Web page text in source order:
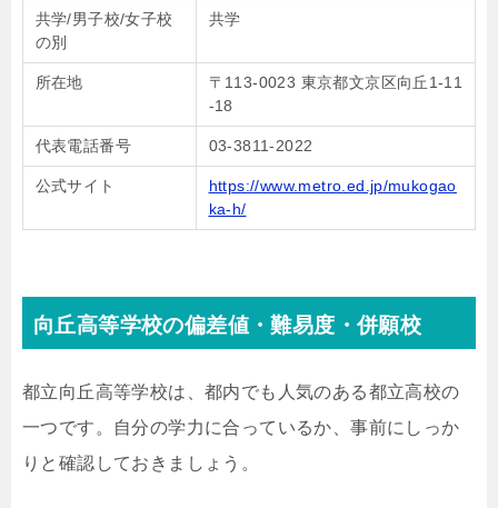
共学/男子校/女子校
の別
共学
所在地
〒113-0023 東京都文京区向丘1-11
-18
代表電話番号 03-3811-2022
公式サイト
https://www.metro.ed.jp/mukogao
ka-h/
向丘高等学校の偏差値・難易度・併願校
都立向丘高等学校は、都内でも人気のある都立高校の
一つです。自分の学力に合っているか、事前にしっか
りと確認しておきましょう。